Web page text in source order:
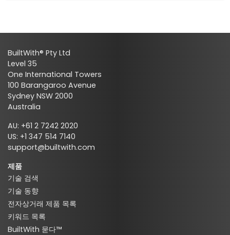
BuiltWith® Pty Ltd
Level 35
One International Towers
100 Barangaroo Avenue
Sydney NSW 2000
Australia
AU: +61 2 7242 2020
US: +1 347 514 7140
support@builtwith.com
제품
기술 검색
기술 동향
전자상거래 제품 목록
키워드 목록
BuiltWith 묻다™